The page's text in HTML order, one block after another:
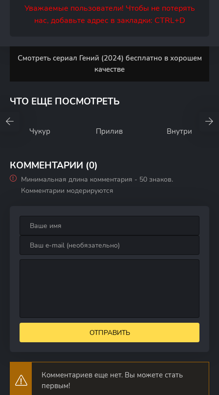
Уважаемые пользователи! Чтобы не потерять
нас, добавьте адрес в закладки: CTRL+D
Смотреть сериал Гений (2024) бесплатно в хорошем
качестве
ЧТО ЕЩЕ ПОСМОТРЕТЬ
Чукур Прилив Внутри
КОММЕНТАРИИ (0)
Минимальная длина комментария - 50 знаков.
Комментарии модерируются
ОТПРАВИТЬ
Комментариев еще нет. Вы можете стать
первым!